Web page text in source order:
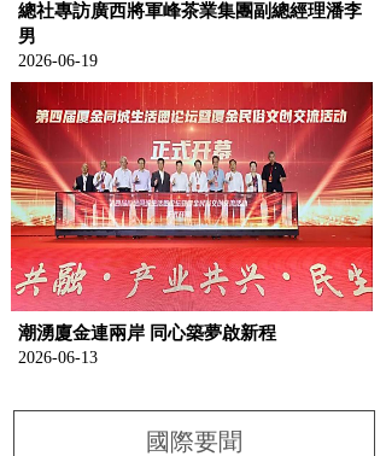
國際要聞
總社專訪廣西將軍峰茶業集團副總經理潘李
男
2026-06-19
潮湧廈金連兩岸 同心築夢啟新程
2026-06-13